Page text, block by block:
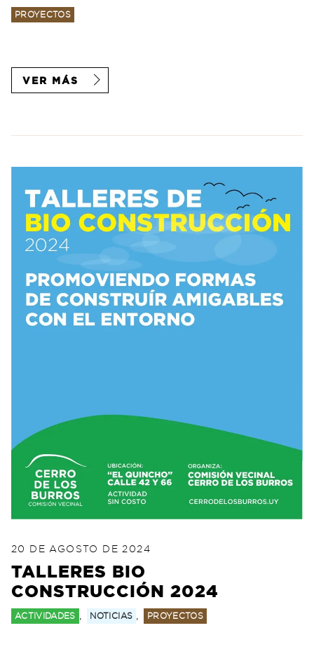
PROYECTOS
VER MÁS
POSTED ON
20 DE AGOSTO DE 2024
TALLERES BIO
CONSTRUCCIÓN 2024
ACTIVIDADES NOTICIAS PROYECTOS